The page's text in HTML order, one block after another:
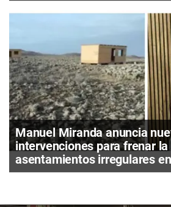
Manuel Miranda anuncia
intervenciones para frenar
asentamientos irregulares